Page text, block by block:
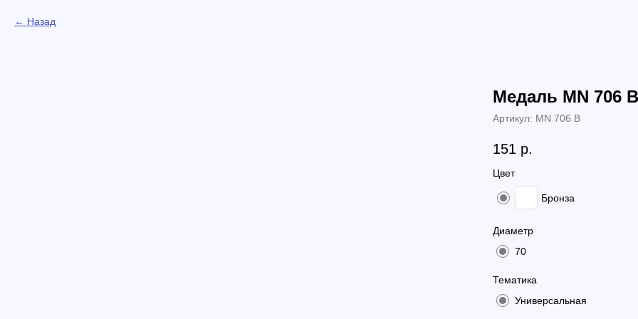
Назад
Медаль MN 706 B
Артикул: MN 706 B
151 р.
Цвет
Бронза
Диаметр
70
Тематика
Универсальная